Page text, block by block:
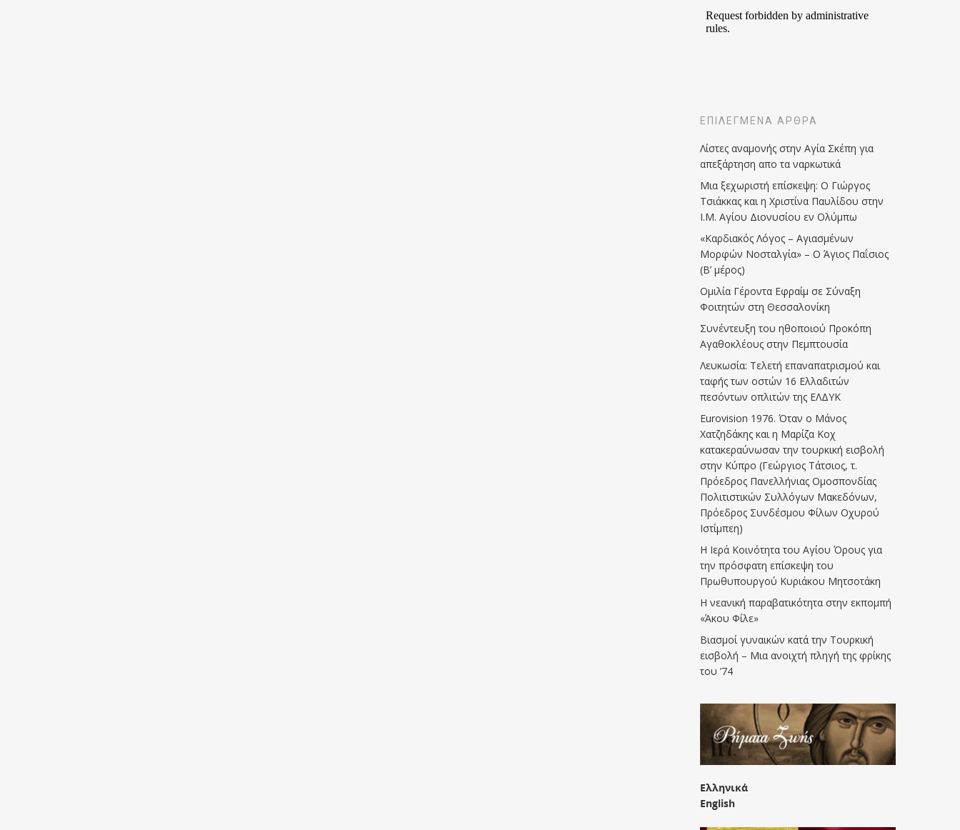
ΕΠΙΛΕΓΜΈΝΑ ΆΡΘΡΑ
Λίστες αναμονής στην Αγία Σκέπη για
απεξάρτηση απο τα ναρκωτικά
Μια ξεχωριστή επίσκεψη: Ο Γιώργος
Τσιάκκας και η Χριστίνα Παυλίδου στην
Ι.Μ. Αγίου Διονυσίου εν Ολύμπω
«Καρδιακός Λόγος – Αγιασμένων
Μορφών Νοσταλγία» – Ο Άγιος Παΐσιος
(Β’ μέρος)
Ομιλία Γέροντα Εφραίμ σε Σύναξη
Φοιτητών στη Θεσσαλονίκη
Συνέντευξη του ηθοποιού Προκόπη
Αγαθοκλέους στην Πεμπτουσία
Λευκωσία: Τελετή επαναπατρισμού και
ταφής των οστών 16 Ελλαδιτών
πεσόντων οπλιτών της ΕΛΔΥΚ
Eurovision 1976. Όταν ο Μάνος
Χατζηδάκης και η Μαρίζα Κοχ
κατακεραύνωσαν την τουρκική εισβολή
στην Κύπρο (Γεώργιος Τάτσιος, τ.
Πρόεδρος Πανελλήνιας Ομοσπονδίας
Πολιτιστικών Συλλόγων Μακεδόνων,
Πρόεδρος Συνδέσμου Φίλων Οχυρού
Ιστίμπεη)
Η Ιερά Κοινότητα του Αγίου Όρους για
την πρόσφατη επίσκεψη του
Πρωθυπουργού Κυριάκου Μητσοτάκη
Η νεανική παραβατικότητα στην εκπομπή
«Άκου Φίλε»
Βιασμοί γυναικών κατά την Τουρκική
εισβολή – Μια ανοιχτή πληγή της φρίκης
του ’74
Ελληνικά
English